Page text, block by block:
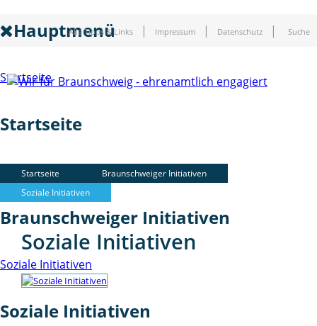
Alle Tipps & Links Impressum Datenschutz Suche
Hauptmenü
Startseite
Startseite
Braunschweiger Initiativen
Braunschweiger Initiativen
Soziale Initiativen
Soziale Initiativen
Startseite
Braunschweiger Initiativen
Soziale Initiativen
Soziale Initiativen